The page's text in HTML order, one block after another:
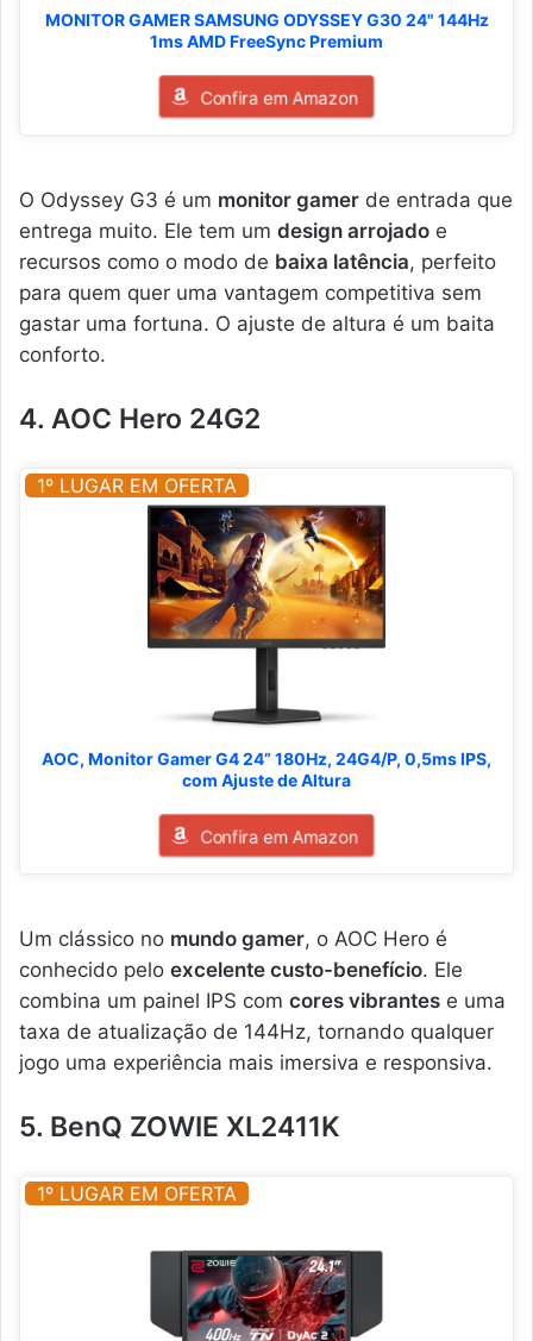
MONITOR GAMER SAMSUNG ODYSSEY G30 24" 144Hz
1ms AMD FreeSync Premium
Confira em Amazon
O Odyssey G3 é um monitor gamer de entrada que
entrega muito. Ele tem um design arrojado e
recursos como o modo de baixa latência, perfeito
para quem quer uma vantagem competitiva sem
gastar uma fortuna. O ajuste de altura é um baita
conforto.
4. AOC Hero 24G2
1º LUGAR EM OFERTA
AOC, Monitor Gamer G4 24” 180Hz, 24G4/P, 0,5ms IPS,
com Ajuste de Altura
Confira em Amazon
Um clássico no mundo gamer, o AOC Hero é
conhecido pelo excelente custo-benefício. Ele
combina um painel IPS com cores vibrantes e uma
taxa de atualização de 144Hz, tornando qualquer
jogo uma experiência mais imersiva e responsiva.
5. BenQ ZOWIE XL2411K
1º LUGAR EM OFERTA